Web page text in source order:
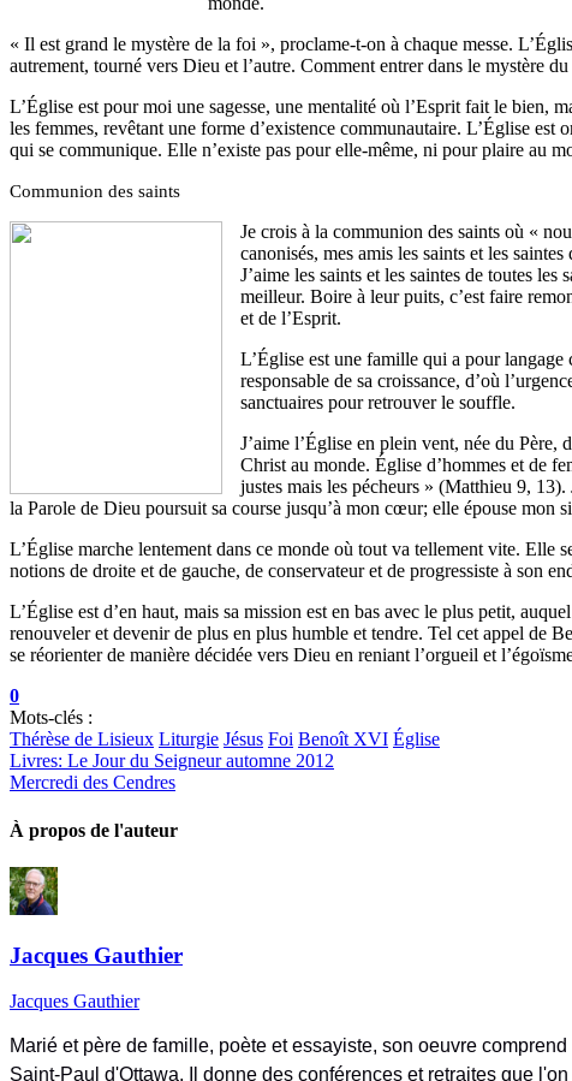
« Il est grand le mystère de la foi », proclame-t-on à chaque messe.
autrement, tourné vers Dieu et l’autre. Comment entrer dans le mystère
L’Église est pour moi une sagesse, une mentalité où l’Esprit fait le bien,
les femmes, revêtant une forme d’existence communautaire. L’Église
qui se communique. Elle n’existe pas pour elle-même, ni pour plaire au
Communion des saints
Je crois à la communion des saints où «
canonisés, mes amis les saints et les
J’aime les saints et les saintes de toutes
meilleur. Boire à leur puits, c’est faire
et de l’Esprit.
L’Église est une famille qui a pour
responsable de sa croissance, d’où
sanctuaires pour retrouver le souffle.
J’aime l’Église en plein vent, née du
Christ au monde. Église d’hommes et de
justes mais les pécheurs » (Matthieu 9,
la Parole de Dieu poursuit sa course jusqu’à mon cœur; elle épouse mon
L’Église marche lentement dans ce monde où tout va tellement vite. Elle
notions de droite et de gauche, de conservateur et de progressiste à son
L’Église est d’en haut, mais sa mission est en bas avec le plus petit,
renouveler et devenir de plus en plus humble et tendre. Tel cet appel de
se réorienter de manière décidée vers Dieu en reniant l’orgueil et
0
Mots-clés :
Thérèse de Lisieux Liturgie Jésus Foi Benoît XVI Église
Livres: Le Jour du Seigneur automne 2012
Mercredi des Cendres
À propos de l'auteur
Jacques Gauthier
Jacques Gauthier
Marié et père de famille, poète et essayiste, son oeuvre
Saint-Paul d'Ottawa. Il donne des conférences et retraites que